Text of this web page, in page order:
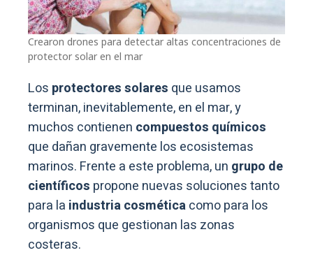
Crearon drones para detectar altas concentraciones de
protector solar en el mar
Los protectores solares que usamos
terminan, inevitablemente, en el mar, y
muchos contienen compuestos químicos
que dañan gravemente los ecosistemas
marinos. Frente a este problema, un grupo de
científicos propone nuevas soluciones tanto
para la industria cosméticacomo para los
organismos que gestionan las zonas
costeras.